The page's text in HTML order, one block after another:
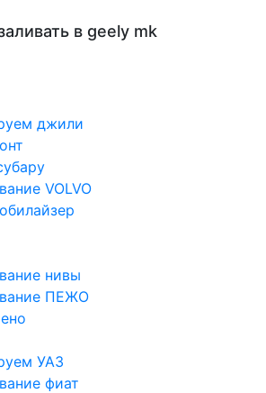
в geely mk
джили
VOLVO
нивы
ПЕЖО
УАЗ
фиат